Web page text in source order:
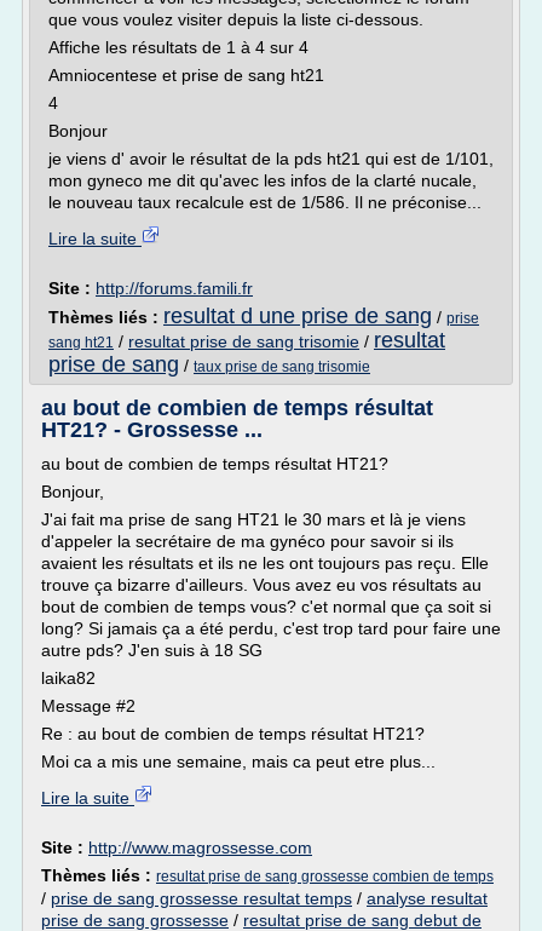
que vous voulez visiter depuis la liste ci-dessous.
Affiche les résultats de 1 à 4 sur 4
Amniocentese et prise de sang ht21
4
Bonjour
je viens d' avoir le résultat de la pds ht21 qui est de 1/101,
mon gyneco me dit qu'avec les infos de la clarté nucale,
le nouveau taux recalcule est de 1/586. Il ne préconise...
Lire la suite
Site : http://forums.famili.fr
Thèmes liés : resultat d une prise de sang / prise
sang ht21 / resultat prise de sang trisomie / resultat
prise de sang / taux prise de sang trisomie
au bout de combien de temps résultat
HT21? - Grossesse ...
au bout de combien de temps résultat HT21?
Bonjour,
J'ai fait ma prise de sang HT21 le 30 mars et là je viens
d'appeler la secrétaire de ma gynéco pour savoir si ils
avaient les résultats et ils ne les ont toujours pas reçu. Elle
trouve ça bizarre d'ailleurs. Vous avez eu vos résultats au
bout de combien de temps vous? c'et normal que ça soit si
long? Si jamais ça a été perdu, c'est trop tard pour faire une
autre pds? J'en suis à 18 SG
laika82
Message #2
Re : au bout de combien de temps résultat HT21?
Moi ca a mis une semaine, mais ca peut etre plus...
Lire la suite
Site : http://www.magrossesse.com
Thèmes liés : resultat prise de sang grossesse combien de temps
/ prise de sang grossesse resultat temps / analyse resultat
prise de sang grossesse / resultat prise de sang debut de